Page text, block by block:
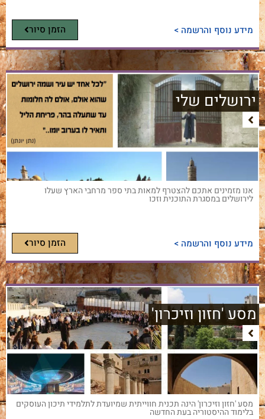
מידע נוסף והרשמה > הזמן סיור
ירושלים שלי
אנו מזמינים אתכם להצטרף למאות בתי ספר מרחבי הארץ שעלו
לירושלים במסגרת התוכנית וזכו
מידע נוסף והרשמה > הזמן סיור
מסע 'חזון וזיכרון'
מסע 'חזון וזיכרון' הינה תכנית חווייתית שמיועדת לתלמידי תיכון העוסקים
בלימוד ההיסטוריה בעת החדשה